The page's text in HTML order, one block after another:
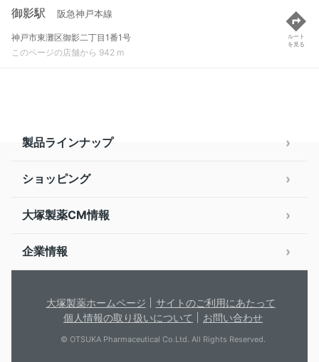
御影駅 阪急神戸本線
神戸市東灘区御影二丁目1番1号
このページの店舗から 942 m
ルート
を見る
製品ラインナップ
ショッピング
大塚製薬CM情報
企業情報
大塚製薬ホームページ
サイトのご利用にあたって
個人情報の取り扱いについて
お問い合わせ
© OTSUKA Pharmaceutical Co.Ltd. All Rights Reserved.